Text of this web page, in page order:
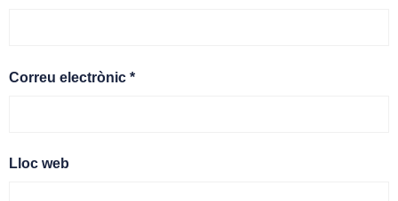
Correu electrònic *
Lloc web